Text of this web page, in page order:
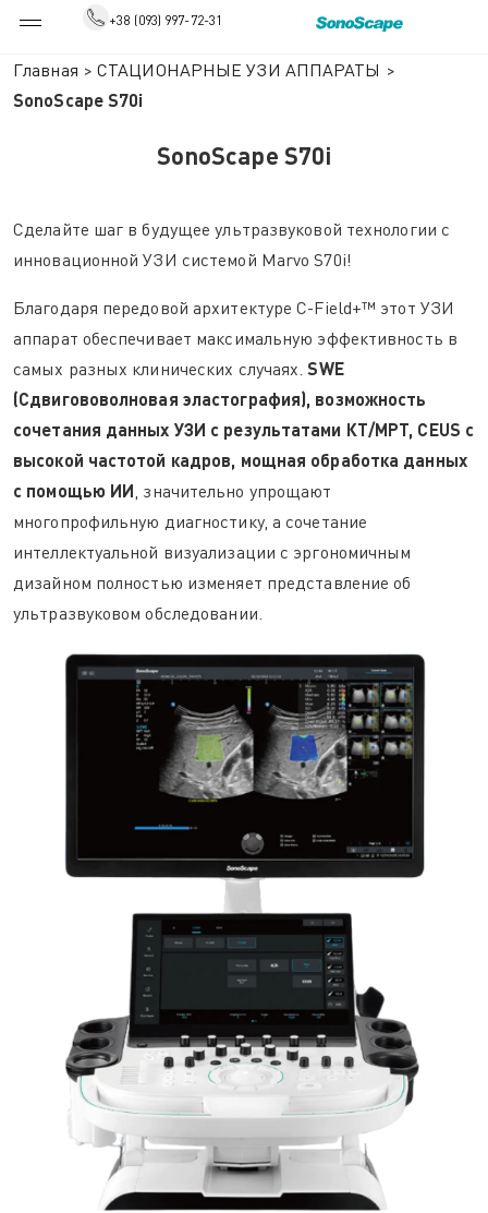
+38 (093) 997-72-31
Главная >СТАЦИОНАРНЫЕ УЗИ АППАРАТЫ >
SonoScape S70i
SonoScape S70i
Сделайте шаг в будущее ультразвуковой технологии с
инновационной УЗИ системой Marvo S70i!
Благодаря передовой архитектуре C-Field+™ этот УЗИ
аппарат обеспечивает максимальную эффективность в
самых разных клинических случаях.SWE
(Сдвигововолновая эластография), возможность
сочетания данных УЗИ с результатами КТ/МРТ, CEUS с
высокой частотой кадров, мощная обработка данных
с помощью ИИ, значительно упрощают
многопрофильную диагностику, а сочетание
интеллектуальной визуализации с эргономичным
дизайном полностью изменяет представление об
ультразвуковом обследовании.